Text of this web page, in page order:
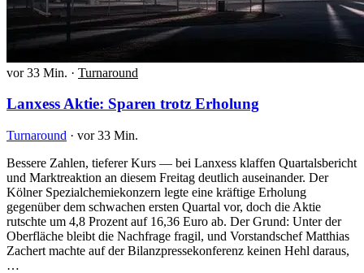
vor 33 Min. · Turnaround
Lanxess Aktie: Sparen trotz Erholung
Turnaround · vor 33 Min.
Bessere Zahlen, tieferer Kurs — bei Lanxess klaffen Quartalsbericht
und Marktreaktion an diesem Freitag deutlich auseinander. Der
Kölner Spezialchemiekonzern legte eine kräftige Erholung
gegenüber dem schwachen ersten Quartal vor, doch die Aktie
rutschte um 4,8 Prozent auf 16,36 Euro ab. Der Grund: Unter der
Oberfläche bleibt die Nachfrage fragil, und Vorstandschef Matthias
Zachert machte auf der Bilanzpressekonferenz keinen Hehl daraus,
…